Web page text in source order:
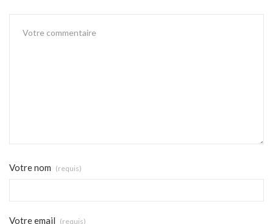
Votre nom (requis)
Votre email (requis)